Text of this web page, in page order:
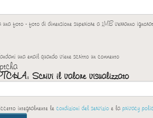
foto - foto di dimensione superiore a 1MB verranno
una email quando viene scritto un commento
Scrivi il valore visualizzato
integralmente le condizioni del servizio e la privacy